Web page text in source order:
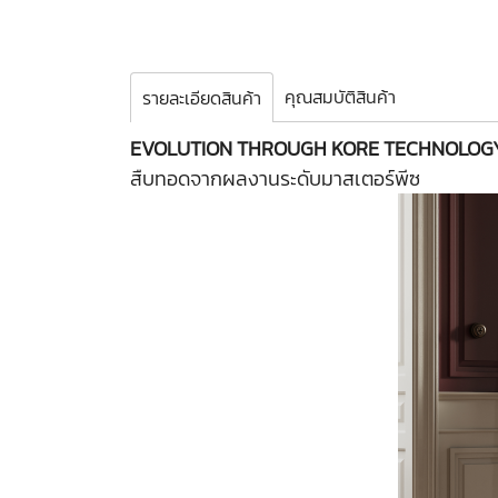
รายละเอียดสินค้า คุณสมบัติสินค้า
EVOLUTION THROUGH KORE
สืบทอดจากผลงานระดับมาสเตอร์พีซ